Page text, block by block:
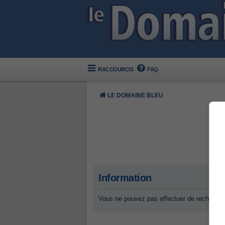
RACCOURCIS FAQ
LE DOMAINE BLEU
Information
Vous ne pouvez pas effectuer de